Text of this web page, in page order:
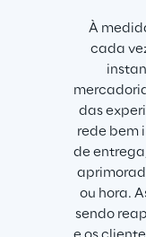
À
cada
das
rede bem
de
ou hora.
sendo